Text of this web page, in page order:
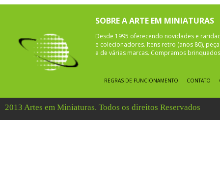
SOBRE A ARTE EM MINIATURAS
Desde 1995 oferecendo novidades e
e colecionadores. Itens retro (anos 80),
e de várias marcas. Compramos
REGRAS DE FUNCIONAMENTO CONTATO
2013 Artes em Miniaturas. Todos os direitos Reservados